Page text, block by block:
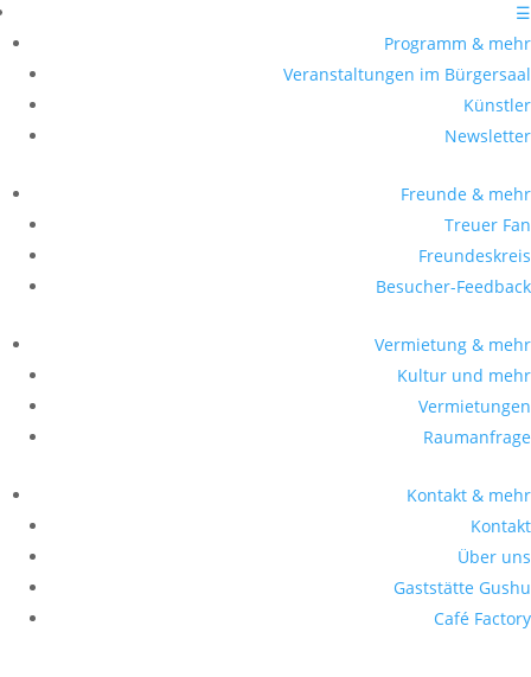
☰
Programm & mehr
Veranstaltungen im Bürgersaal
Künstler
Newsletter
Freunde & mehr
Treuer Fan
Freundeskreis
Besucher-Feedback
Vermietung & mehr
Kultur und mehr
Vermietungen
Raumanfrage
Kontakt & mehr
Kontakt
Über uns
Gaststätte Gushu
Café Factory